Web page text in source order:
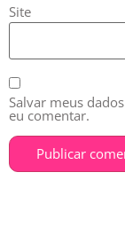
Salvar meus
eu comentar.